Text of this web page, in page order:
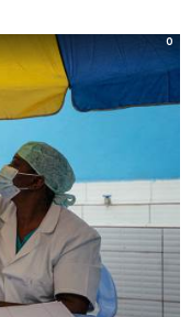
0